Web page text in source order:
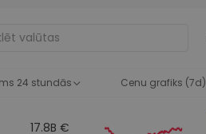
24 stundās Cenu grafiks (7d)
17.8B €